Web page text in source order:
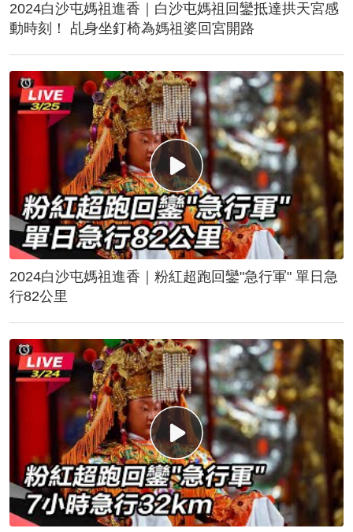
2024白沙屯媽祖進香｜白沙屯媽祖回鑾抵達拱天宮感
動時刻！ 乩身坐釘椅為媽祖婆回宮開路
2024白沙屯媽祖進香｜粉紅超跑回鑾"急行軍" 單日急
行82公里